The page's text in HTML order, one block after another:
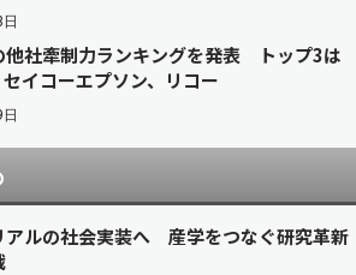
他社牽制力ランキングを発表 トップ3は
イコーエプソン、リコー
アルの社会実装へ 産学をつなぐ研究革新